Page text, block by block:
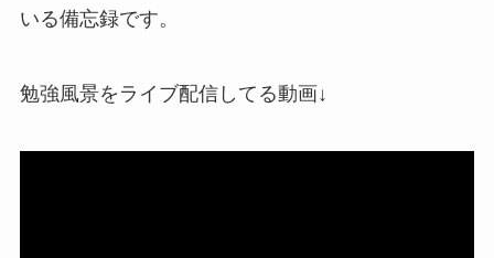
いる備忘録です。
勉強風景をライブ配信してる動画↓